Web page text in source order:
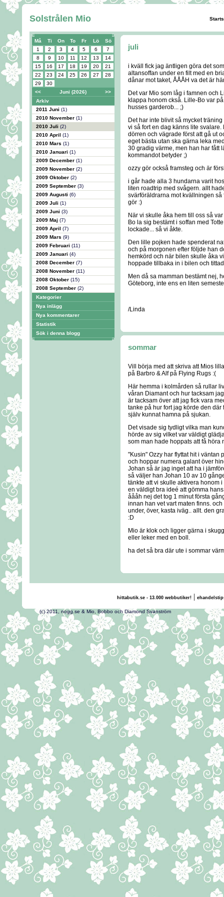
Solstrålen Mio
Må Ti On To Fr Lö
Sö
1
2 3 4 5 6
7
8
9 10 11 12 13
14
15
16 17 18 19 20
21
22
23 24 25 26 27
28
29
30
<<
Juni (2026)
>>
Arkiv
2011 Juni (1)
2010 November (1)
2010 Juli (2)
2010 April (1)
2010 Mars (1)
2010 Januari (1)
2009 December (1)
2009 November (2)
2009 Oktober (2)
2009 September (3)
2009 Augusti (6)
2009 Juli (1)
2009 Juni (3)
2009 Maj (7)
2009 April (7)
2009 Mars (9)
2009 Februari (11)
2009 Januari (4)
2008 December (7)
2008 November (11)
2008 Oktober (15)
2008 September (2)
Kategorier
Nya inlägg
Nya kommentarer
Statistik
Sök i denna blogg
juli
i kväll fick jag äntligen göra det
altansoffan under en filt med en
dånar mot taket, ÅÅÅH va det är
Det var Mio som låg i famnen och
klappa honom ckså. Lille-Bo var
husses garderob... ;)
Det har inte blivit så mycket
vi så fort en dag känns lite
dörren och vägrade först att gå ut
eget bästa utan ska gärna leka
30 gradig värme, men han har fått
kommandot betyder ;)
ozzy gör också framsteg och är
i går hade alla 3 hundarna varit
liten roadtrip med svågern. allt
svärföräldrarna mot kvällningen
gör :)
När vi skulle åka hem till oss så
Bo la sig bestämt i soffan med
lockade... så vi åkte.
Den lille pojken hade spenderat
och på morgonen efter följde han
hemkörd och när bilen skulle åka
hoppade tillbaka in i bilen och
Men då sa mamman bestämt nej,
Göteborg, inte ens en liten
/Linda
sommar
Vill börja med att skriva att Mios
på Barbro & Alf på Flying Rugs :(
Här hemma i kolmården så rullar
våran Diamant och hur tacksam
är tacksam över att jag fick vara
tanke på hur fort jag körde den
själv kunnat hamna på sjukan.
Det visade sig tydligt vilka man
hörde av sig vilket var väldigt
som man hade hoppats att få höra
"Kusin" Ozzy har flyttat hit i väntan
och hoppar numera galant över
Johan så är jag inget att ha i
så väljer han Johan 10 av 10
tänkte att vi skulle aktivera honom
en väldigt bra ideé att gömma
åååh nej det tog 1 minut första
innan han vet vart maten finns.
under, över, kasta iväg.. allt. den
:D
Mio är klok och ligger gärna i
eller leker med en boll.
ha det så bra där ute i sommar
hittabutik.se - 13.000 webbutiker!|
(c) 2011, nogg.se & Mio, Bobbo och Diamond